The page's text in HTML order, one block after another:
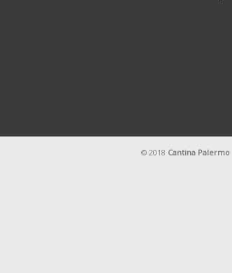
© 2018 Cantina Palermo